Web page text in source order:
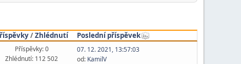
/Zhlédnutí
Poslední příspěvek
Příspěvky: 0
Zhlédnutí: 112 502
07. 12. 2021, 13:57:03
od: KamilV